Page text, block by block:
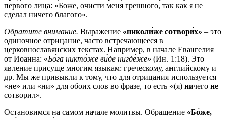
первого лица: «Боже, очисти меня грешного, так как я не
сделал ничего благого».
Обратите внимание. Выражение «николи́же сотвори́х» – это
одиночное отрицание, часто встречающееся в
церковнославянских текстах. Например, в начале Евангелия
от Иоанна: «Бо́га никто́же ви́де нигде́же» (Ин. 1:18). Это
явление присуще многим языкам: греческому, английскому и
др. Мы же привыкли к тому, что для отрицания используется
«не» или «ни» для обоих слов во фразе, то есть «(я) ничего не
сотворил».
Остановимся на самом начале молитвы. Обращение «Бо́же,